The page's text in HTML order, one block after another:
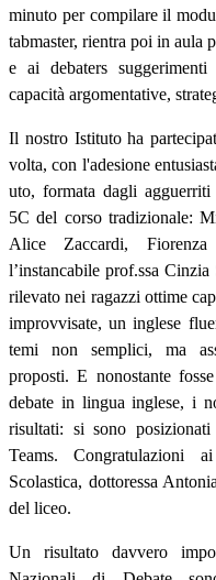
minuto per compilare il
tabmaster, rientra poi in aula
e ai debaters
capacità argomentative,
Il nostro Istituto ha
volta, con l'adesione
uto, formata dagli agguerriti
5C del corso tradizionale:
Alice Zaccardi,
l’instancabile prof.ssa
rilevato nei ragazzi ottime
improvvisate, un inglese
temi non semplici, ma
proposti. E nonostante
debate in lingua inglese, i
risultati: si sono
Teams. Congratulazioni
Scolastica, dottoressa
del liceo.
Un risultato davvero